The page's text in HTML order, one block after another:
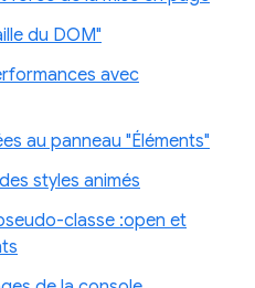
du DOM"
avec
au panneau "Éléments"
styles animés
classe :open et